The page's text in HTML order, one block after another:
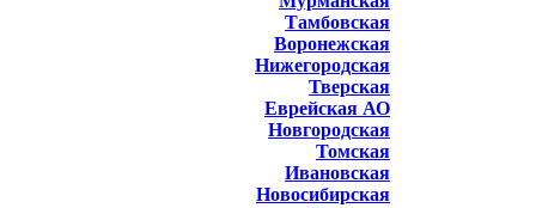
Тамбовская
Воронежская
Нижегородская
Тверская
Еврейская АО
Новгородская
Томская
Ивановская
Новосибирская